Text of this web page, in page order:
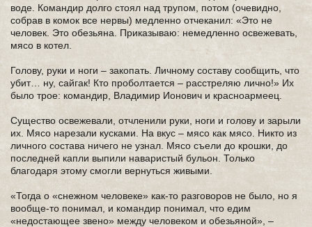
воде. Командир долго стоял над трупом, потом (очевидно,
собрав в комок все нервы) медленно отчеканил: «Это не
человек. Это обезьяна. Приказываю: немедленно освежевать,
мясо в котел.
Голову, руки и ноги – закопать. Личному составу сообщить, что
убит… ну, сайгак! Кто проболтается – расстреляю лично!» Их
было трое: командир, Владимир Ионович и красноармеец.
Существо освежевали, отчленили руки, ноги и голову и зарыли
их. Мясо нарезали кусками. На вкус – мясо как мясо. Никто из
личного состава ничего не узнал. Мясо съели до крошки, до
последней капли выпили наваристый бульон. Только
благодаря этому смогли вернуться живыми.
«Тогда о «снежном человеке» как-то разговоров не было, но я
вообще-то понимал, и командир понимал, что едим
«недостающее звено» между человеком и обезьяной», –